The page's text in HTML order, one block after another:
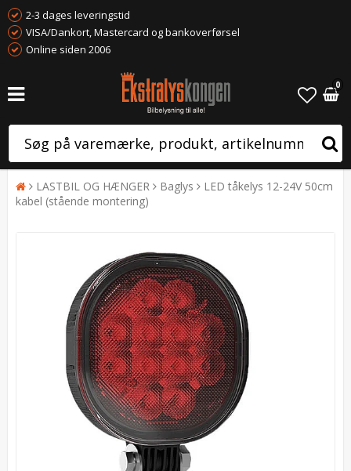
2-3 dages leveringstid
VISA/Dankort, Mastercard og bankoverførsel
Online siden 2006
0
LASTBIL OG HÆNGER Baglys
LED tåkelys 12-24V 50cm
kabel (stående montering)